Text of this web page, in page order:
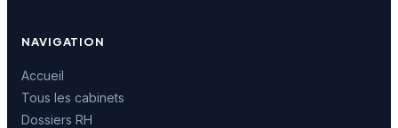
NAVIGATION
Accueil
Tous les cabinets
Dossiers RH